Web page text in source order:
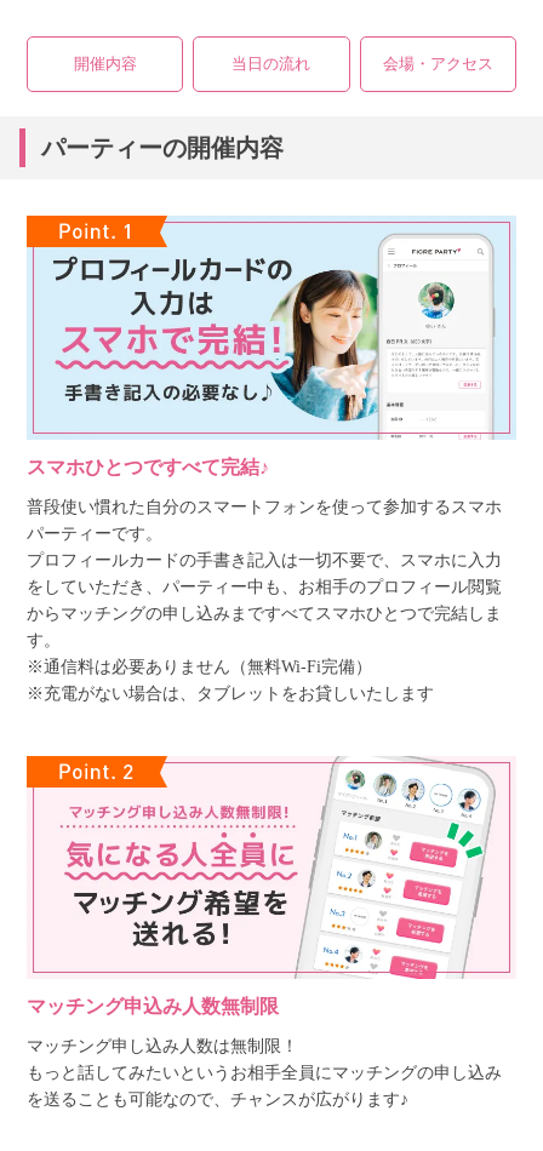
開催内容 当日の流れ 会場・アクセス
パーティーの開催内容
スマホひとつですべて完結♪
普段使い慣れた自分のスマートフォンを使って参加するスマホ
パーティーです。
プロフィールカードの手書き記入は一切不要で、スマホに入力
をしていただき、パーティー中も、お相手のプロフィール閲覧
からマッチングの申し込みまですべてスマホひとつで完結しま
す。
※通信料は必要ありません（無料Wi-Fi完備）
※充電がない場合は、タブレットをお貸しいたします
マッチング申込み人数無制限
マッチング申し込み人数は無制限！
もっと話してみたいというお相手全員にマッチングの申し込み
を送ることも可能なので、チャンスが広がります♪